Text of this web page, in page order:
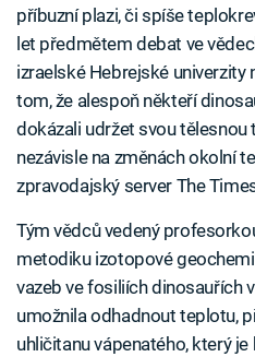
příbuzní plazi, či spíše
let předmětem debat ve
izraelské Hebrejské univerzity
tom, že alespoň někteří
dokázali udržet svou tělesnou
nezávisle na změnách okolní
zpravodajský server The
Tým vědců vedený
metodiku izotopové
vazeb ve fosiliích dinosauřích
umožnila odhadnout teplotu,
uhličitanu vápenatého, který